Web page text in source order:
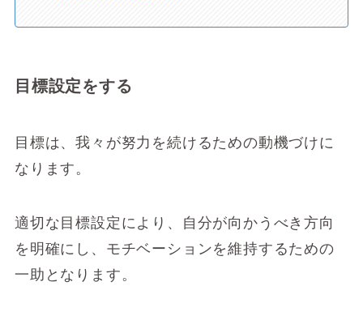
目標設定をする
目標は、我々が努力を続けるための動機づけに
なります。
適切な目標設定により、自分が向かうべき方向
を明確にし、モチベーションを維持するための
一助となります。